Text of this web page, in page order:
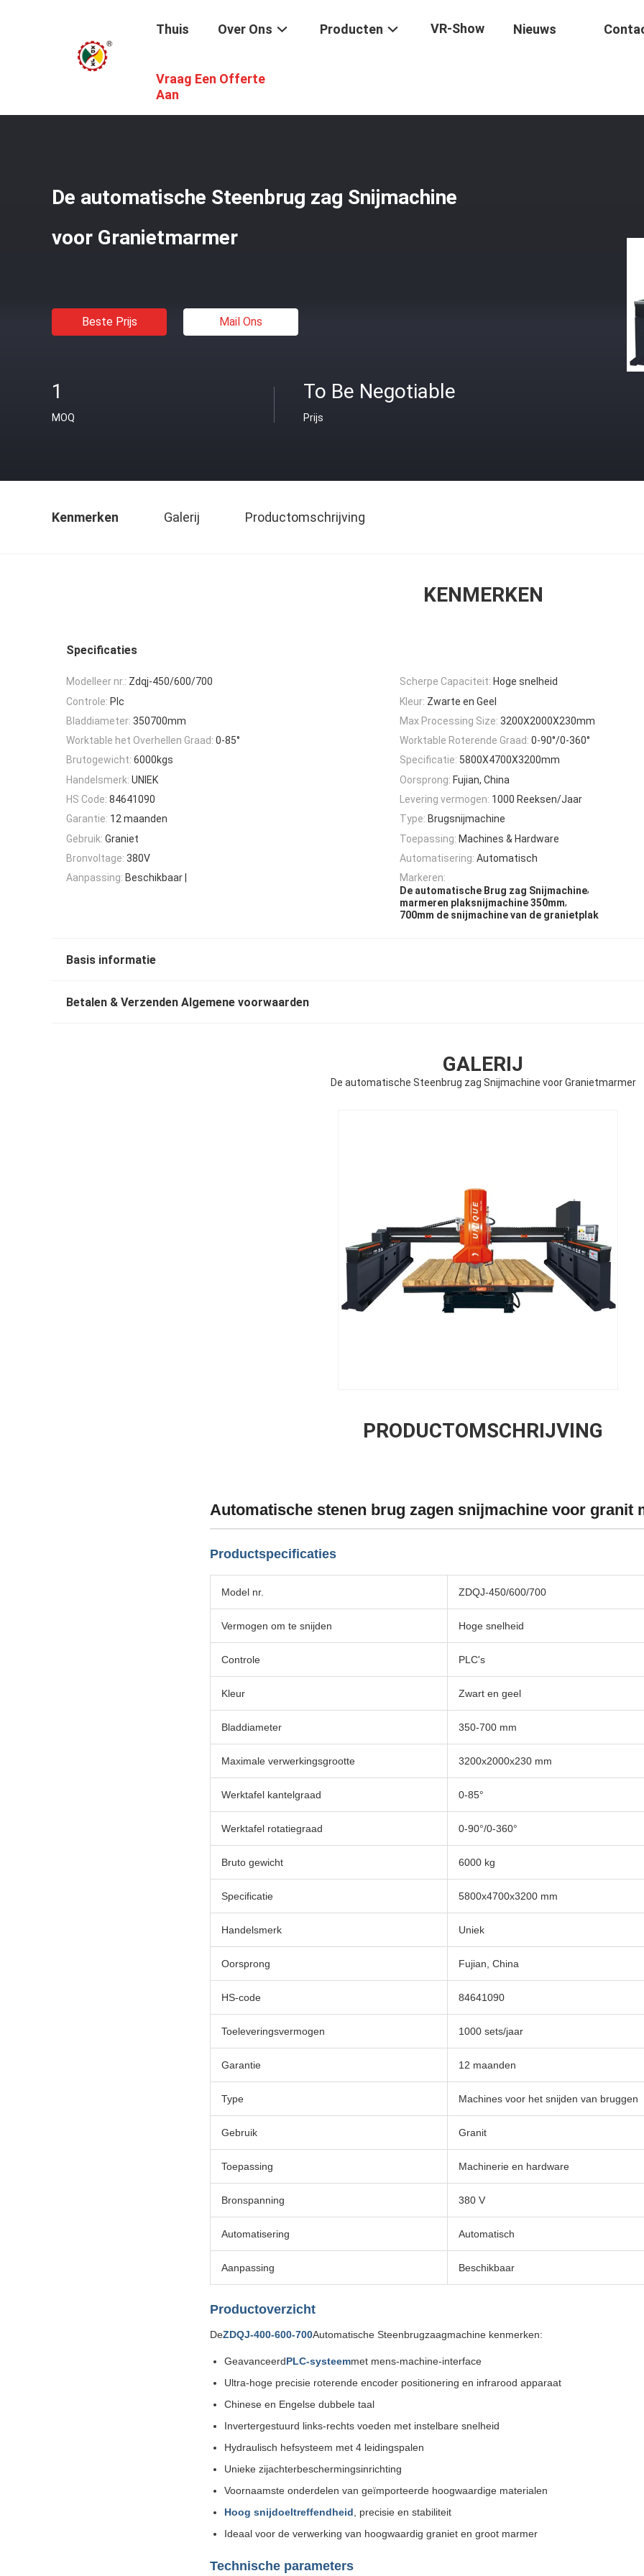
Thuis Over Ons Producten VR-Show Nieuws
Vraag Een Offerte
Aan
De Brug Zag Snijmachine
De automatische Steenbrug zag Snijmachine
voor Granietmarmer
Beste Prijs Mail Ons
1
MOQ
To Be Negotiable
Prijs
Kenmerken Galerij Productomschrijving
KENMERKEN
Specificaties
Modelleer nr.: Zdqj-450/600/700 Scherpe Capaciteit: Hoge snelheid
Controle: Plc Kleur: Zwarte en Geel
Bladdiameter: 350700mm Max Processing Size: 3200X2000X230mm
Worktable het Overhellen Graad: 0-85° Worktable Roterende Graad: 0-90°/0-360°
Brutogewicht: 6000kgs Specificatie: 5800X4700X3200mm
Handelsmerk: UNIEK Oorsprong: Fujian, China
HS Code: 84641090 Levering vermogen: 1000 Reeksen/Jaar
Garantie: 12 maanden Type: Brugsnijmachine
Gebruik: Graniet Toepassing: Machines & Hardware
Bronvoltage: 380V Automatisering: Automatisch
Aanpassing: Beschikbaar |
Markeren:
De automatische Brug zag Snijmachine,
marmeren plaksnijmachine 350mm,
700mm de snijmachine van de granietplak
Basis informatie
Betalen & Verzenden Algemene voorwaarden
GALERIJ
De automatische Steenbrug zag Snijmachine voor Granietmarmer
PRODUCTOMSCHRIJVING
Automatische stenen brug zagen snijmachine voor granit
Productspecificaties
Model nr. ZDQJ-450/600/700
Vermogen om te snijden Hoge snelheid
Controle PLC's
Kleur Zwart en geel
Bladdiameter 350-700 mm
Maximale verwerkingsgrootte 3200x2000x230 mm
Werktafel kantelgraad 0-85°
Werktafel rotatiegraad 0-90°/0-360°
Bruto gewicht 6000 kg
Specificatie 5800x4700x3200 mm
Handelsmerk Uniek
Oorsprong Fujian, China
HS-code 84641090
Toeleveringsvermogen 1000 sets/jaar
Garantie 12 maanden
Type Machines voor het snijden van bruggen
Gebruik Granit
Toepassing Machinerie en hardware
Bronspanning 380 V
Automatisering Automatisch
Aanpassing Beschikbaar
Productoverzicht
DeZDQJ-400-600-700Automatische Steenbrugzaagmachine kenmerken:
GeavanceerdPLC-systeemmet mens-machine-interface
Ultra-hoge precisie roterende encoder positionering en infrarood apparaat
Chinese en Engelse dubbele taal
Invertergestuurd links-rechts voeden met instelbare snelheid
Hydraulisch hefsysteem met 4 leidingspalen
Unieke zijachterbeschermingsinrichting
Voornaamste onderdelen van geïmporteerde hoogwaardige materialen
Hoog snijdoeltreffendheid , precisie en stabiliteit
Ideaal voor de verwerking van hoogwaardig graniet en groot marmer
Technische parameters